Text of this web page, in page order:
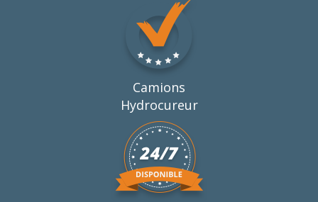
Camions
Hydrocureur